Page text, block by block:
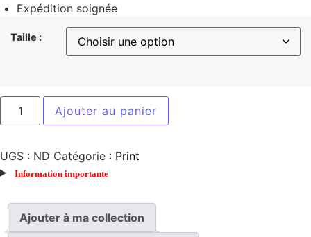
Expédition soignée
Taille :
Ajouter au panier
UGS : ND Catégorie : Print
Information importante
Ajouter à ma collection